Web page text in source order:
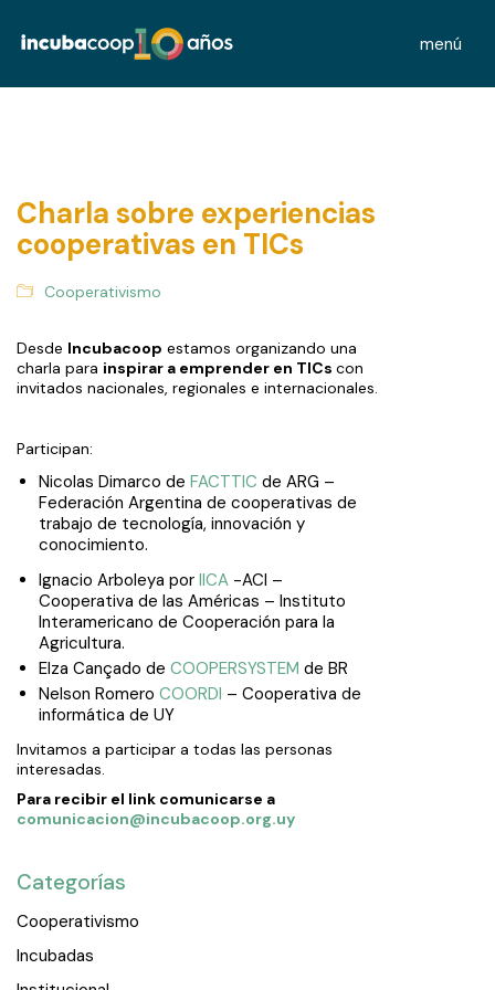
menú
Charla sobre experiencias
cooperativas en TICs
Cooperativismo
Desde Incubacoop estamos organizando una
charla para inspirar a emprender en TICs con
invitados nacionales, regionales e internacionales.
Participan:
Nicolas Dimarco de FACTTIC de ARG –
Federación Argentina de cooperativas de
trabajo de tecnología, innovación y
conocimiento.
Ignacio Arboleya por IICA -ACI –
Cooperativa de las Américas – Instituto
Interamericano de Cooperación para la
Agricultura.
Elza Cançado de COOPERSYSTEM de BR
Nelson Romero COORDI – Cooperativa de
informática de UY
Invitamos a participar a todas las personas
interesadas.
Para recibir el link comunicarse a
comunicacion@incubacoop.org.uy
Categorías
Cooperativismo
Incubadas